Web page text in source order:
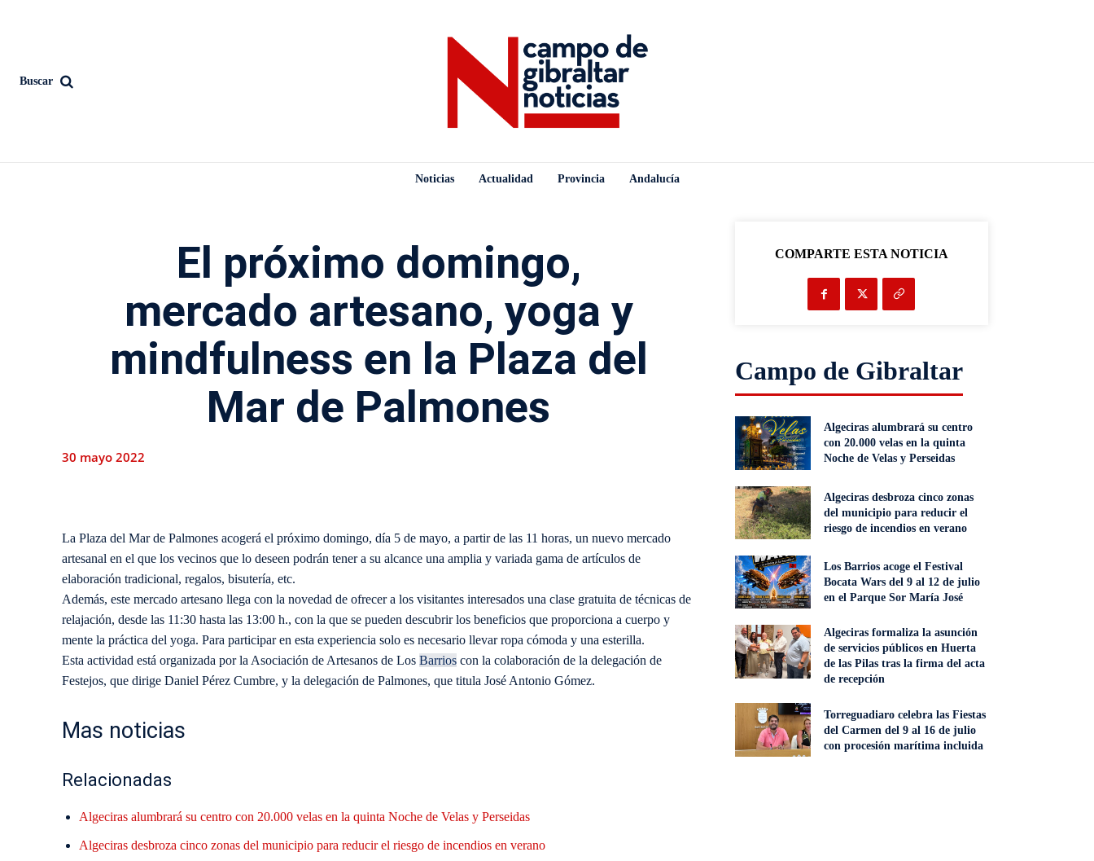
Buscar
Noticias Actualidad Provincia Andalucía
El próximo domingo,
mercado artesano, yoga y
mindfulness en la Plaza del
Mar de Palmones
30 mayo 2022
La Plaza del Mar de Palmones acogerá el próximo domingo, día 5 de mayo, a partir de las 11 horas, un nuevo mercado
artesanal en el que los vecinos que lo deseen podrán tener a su alcance una amplia y variada gama de artículos de
elaboración tradicional, regalos, bisutería, etc.
Además, este mercado artesano llega con la novedad de ofrecer a los visitantes interesados una clase gratuita de técnicas de
relajación, desde las 11:30 hasta las 13:00 h., con la que se pueden descubrir los beneficios que proporciona a cuerpo y
mente la práctica del yoga. Para participar en esta experiencia solo es necesario llevar ropa cómoda y una esterilla.
Esta actividad está organizada por la Asociación de Artesanos de Los Barrios con la colaboración de la delegación de
Festejos, que dirige Daniel Pérez Cumbre, y la delegación de Palmones, que titula José Antonio Gómez.
Mas noticias
Relacionadas
Algeciras alumbrará su centro con 20.000 velas en la quinta Noche de Velas y Perseidas
Algeciras desbroza cinco zonas del municipio para reducir el riesgo de incendios en verano
COMPARTE ESTA NOTICIA
Campo de Gibraltar
Algeciras alumbrará su centro
con 20.000 velas en la quinta
Noche de Velas y Perseidas
Algeciras desbroza cinco zonas
del municipio para reducir el
riesgo de incendios en verano
Los Barrios acoge el Festival
Bocata Wars del 9 al 12 de julio
en el Parque Sor María José
Algeciras formaliza la asunción
de servicios públicos en Huerta
de las Pilas tras la firma del acta
de recepción
Torreguadiaro celebra las Fiestas
del Carmen del 9 al 16 de julio
con procesión marítima incluida